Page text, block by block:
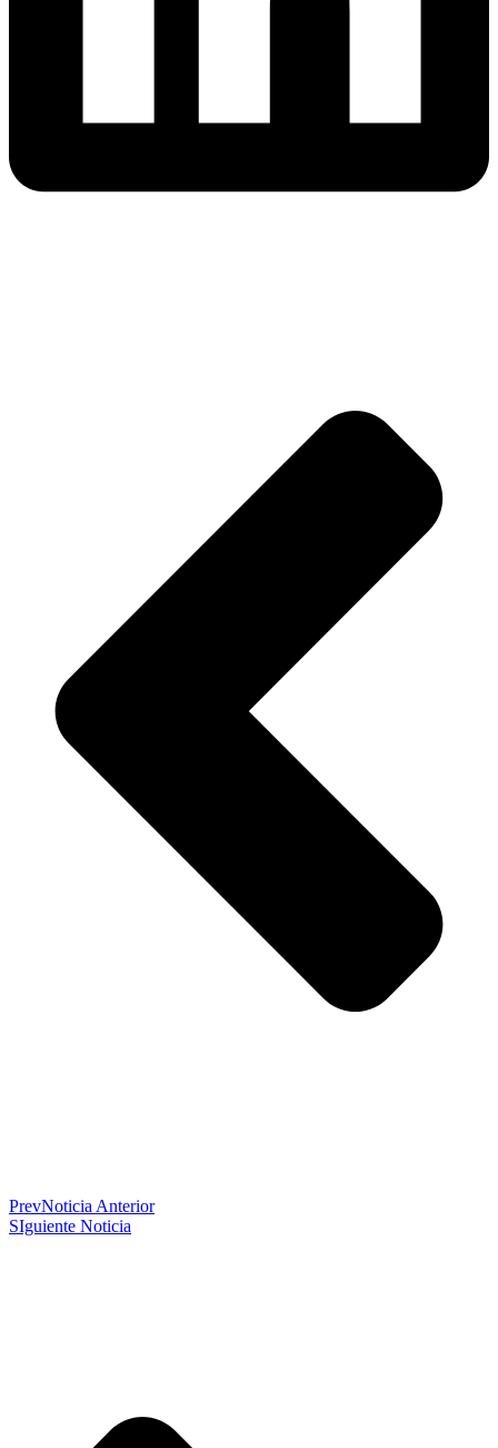
PrevNoticia Anterior
SIguiente Noticia